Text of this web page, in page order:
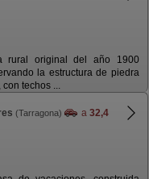
rural original del año 1900
la estructura de piedra
techos ...
(Tarragona) a 32,4